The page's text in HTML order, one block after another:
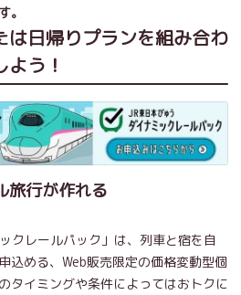
。
は日帰りプランを組み合わ
う！
旅行が作れる
クレールパック」は、列車と宿を自
込める、Web販売限定の価格変動型個
タイミングや条件によってはおトクに